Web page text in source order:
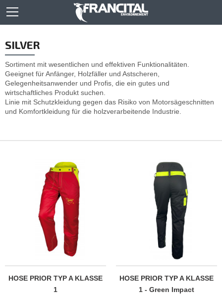
SILVER
Sortiment mit wesentlichen und effektiven Funktionalitäten.
Geeignet für Anfänger, Holzfäller und Astscheren,
Gelegenheitsanwender und Profis, die ein gutes und
wirtschaftliches Produkt suchen.
Linie mit Schutzkleidung gegen das Risiko von Motorsägeschnitten
und Komfortkleidung für die holzverarbeitende Industrie.
HOSE PRIOR TYP A KLASSE
1
HOSE PRIOR TYP A KLASSE
1 - Green Impact